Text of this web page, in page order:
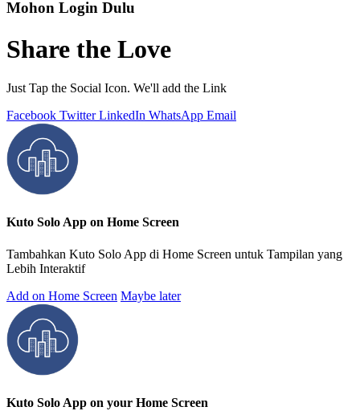
Mohon Login Dulu
Share the Love
Just Tap the Social Icon. We'll add the Link
Facebook Twitter LinkedIn WhatsApp Email
Kuto Solo App on Home Screen
Tambahkan Kuto Solo App di Home Screen untuk Tampilan yang
Lebih Interaktif
Add on Home Screen Maybe later
Kuto Solo App on your Home Screen